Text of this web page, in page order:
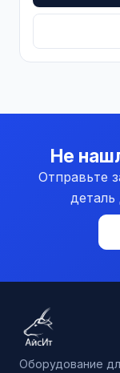
Не
Отправьте
деталь
Оборудование